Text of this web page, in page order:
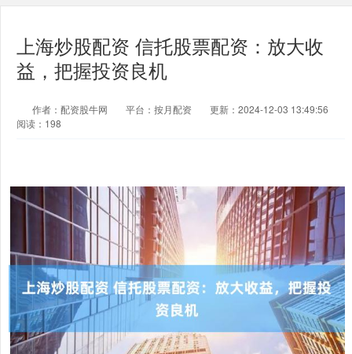
上海炒股配资 信托股票配资：放大收
益，把握投资良机
作者：配资股牛网 平台：按月配资
更新：2024-12-03 13:49:56
阅读：198